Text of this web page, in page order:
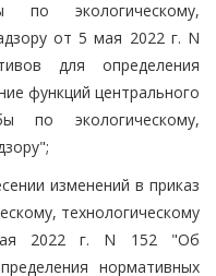
по экологическому,
от 5 мая 2022 г. N
для определения
функций центрального
по экологическому,
изменений в приказ
технологическому
2022 г. N 152 "Об
нормативных